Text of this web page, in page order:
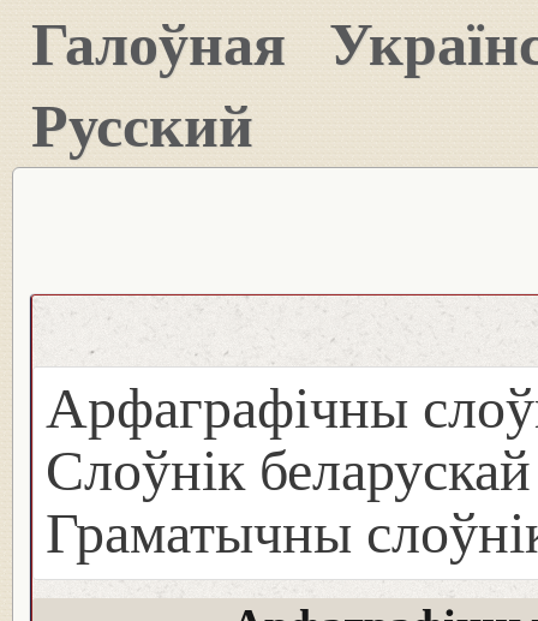
Галоўная
Русский
Арфаграфічны
Слоўнік
Граматычны